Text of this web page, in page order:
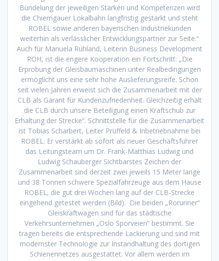
Bündelung der jeweiligen Stärken und Kompetenzen wird
die Chiemgauer Lokalbahn langfristig gestärkt und steht
ROBEL sowie anderen bayerischen Industriekunden
weiterhin als verlässlicher Entwicklungspartner zur Seite.“
Auch für Manuela Ruhland, Leiterin Business Development
ROH, ist die engere Kooperation ein Fortschritt: „Die
Erprobung der Gleisbaumaschinen unter Realbedingungen
ermöglicht uns eine sehr hohe Auslieferungsreife. Schon
seit vielen Jahren erweist sich die Zusammenarbeit mit der
CLB als Garant für Kundenzufriedenheit. Gleichzeitig erhält
die CLB durch unsere Beteiligung einen Kraftschub zur
Erhaltung der Strecke“. Schnittstelle für die Zusammenarbeit
ist Tobias Scharbert, Leiter Prüffeld & Inbetriebnahme bei
ROBEL. Er verstärkt ab sofort als neuer Geschäftsführer
das Leitungsteam um Dr. Frank-Matthias Ludwig und
Ludwig Schauberger Sichtbarstes Zeichen der
Zusammenarbeit sind derzeit zwei jeweils 15 Meter lange
und 38 Tonnen schwere Spezialfahrzeuge aus dem Hause
ROBEL, die gut drei Wochen lang auf der CLB-Strecke
eingehend getestet werden (Bild). Die beiden „Rorunner“
Gleiskraftwagen sind für das städtische
Verkehrsunternehmen „Oslo Sporveien“ bestimmt. Sie
tragen bereits die entsprechende Lackierung und sind mit
modernster Technologie zur Instandhaltung des dortigen
Schienennetzes ausgestattet. Vor allem werden im